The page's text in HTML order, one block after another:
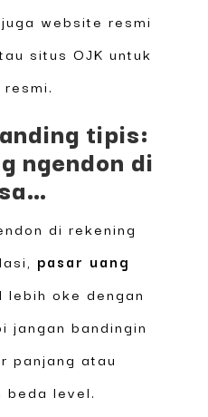
website resmi
situs OJK untuk
tipis:
ngendon di
di rekening
pasar uang
lebih oke dengan
jangan bandingin
panjang atau
beda level.